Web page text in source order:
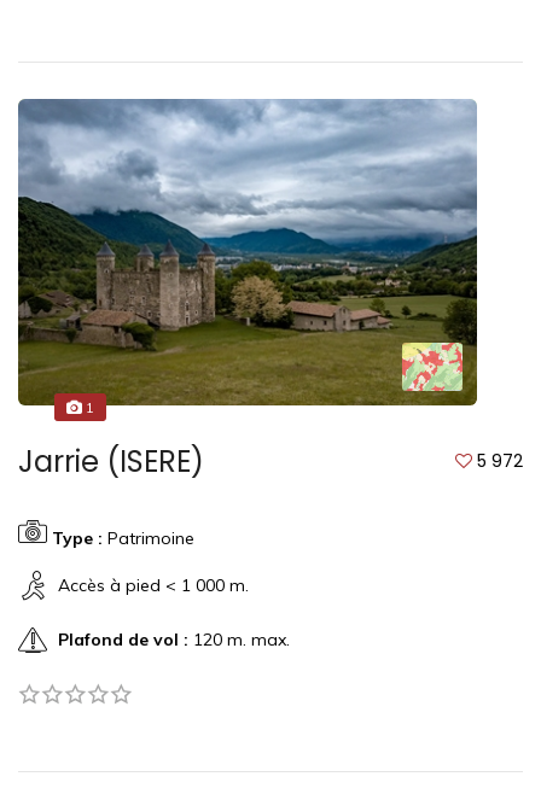
1
Jarrie (ISERE) 5 972
Type : Patrimoine
Accès à pied < 1 000 m.
Plafond de vol : 120 m. max.